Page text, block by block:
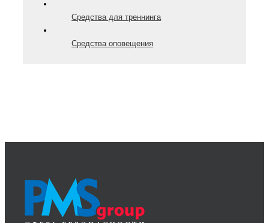
Средства для треннинга
Средства оповещения